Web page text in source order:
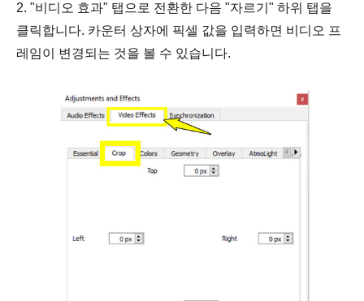
2. "비디오 효과" 탭으로 전환한 다음 "자르기" 하위 탭을
클릭합니다. 카운터 상자에 픽셀 값을 입력하면 비디오 프
레임이 변경되는 것을 볼 수 있습니다.